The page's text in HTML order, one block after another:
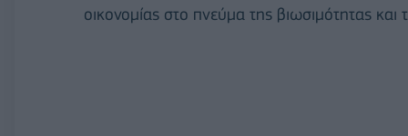
οικονομίας στο πνεύμα της βιωσιμότητας